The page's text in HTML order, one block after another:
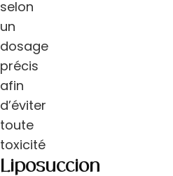
selon
un
dosage
précis
afin
d’éviter
toute
toxicité
Liposuccion